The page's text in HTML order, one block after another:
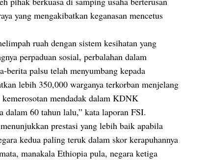
yang mengakibatkan keganasan mencetus
ruah dengan sistem kesihatan yang
perpaduan sosial, perbalahan dalam
berita palsu telah menyumbang kepada
lebih 350,000 warganya terkorban menjelang
mendadak dalam KDNK
dalam 60 tahun lalu,” kata laporan FSI.
prestasi yang lebih baik apabila
kedua paling teruk dalam skor kerapuhannya
manakala Ethiopia pula, negara ketiga